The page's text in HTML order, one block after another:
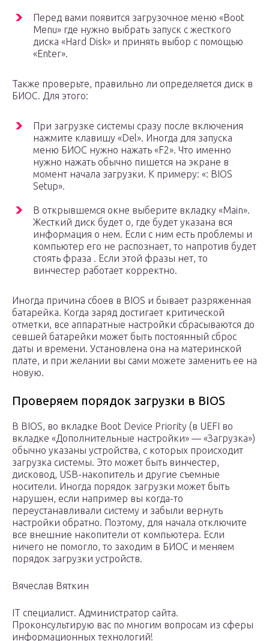
Перед вами появится загрузочное меню «Boot
Menu» где нужно выбрать запуск с жесткого
диска «Hard Disk» и принять выбор с помощью
«Enter».
Также проверьте, правильно ли определяется диск в
БИОС. Для этого:
При загрузке системы сразу после включения
нажмите клавишу «Del». Иногда для запуска
меню БИОС нужно нажать «F2». Что именно
нужно нажать обычно пишется на экране в
момент начала загрузки. К примеру: «: BIOS
Setup».
В открывшемся окне выберите вкладку «Main».
Жесткий диск будет о, где будет указана вся
информация о нем. Если с ним есть проблемы и
компьютер его не распознает, то напротив будет
стоять фраза . Если этой фразы нет, то
винчестер работает корректно.
Иногда причина сбоев в BIOS и бывает разряженная
батарейка. Когда заряд достигает критической
отметки, все аппаратные настройки сбрасываются до
севшей батарейки может быть постоянный сброс
даты и времени. Установлена она на материнской
плате, и при желании вы сами можете заменить ее на
новую.
Проверяем порядок загрузки в BIOS
В BIOS, во вкладке Boot Device Priority (в UEFI во
вкладке «Дополнительные настройки» — «Загрузка»)
обычно указаны устройства, с которых происходит
загрузка системы. Это может быть винчестер,
дисковод, USB-накопитель и другие съемные
носители. Иногда порядок загрузки может быть
нарушен, если например вы когда-то
переустанавливали систему и забыли вернуть
настройки обратно. Поэтому, для начала отключите
все внешние накопители от компьютера. Если
ничего не помогло, то заходим в БИОС и меняем
порядок загрузки устройств.
Вячеслав Вяткин
IT специалист. Администратор сайта.
Проконсультирую вас по многим вопросам из сферы
информационных технологий!